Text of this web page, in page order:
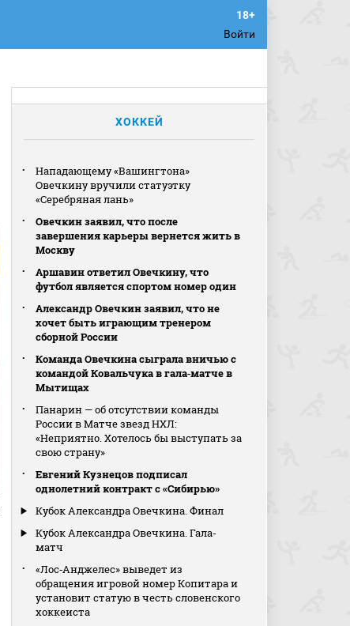
Войти
ХОККЕЙ
Нападающему «Вашингтона»
Овечкину вручили статуэтку
«Серебряная лань»
Овечкин заявил, что после
завершения карьеры вернется жить в
Москву
Аршавин ответил Овечкину, что
футбол является спортом номер один
Александр Овечкин заявил, что не
хочет быть играющим тренером
сборной России
Команда Овечкина сыграла вничью с
командой Ковальчука в гала‑матче в
Мытищах
Панарин — об отсутствии команды
России в Матче звезд НХЛ:
«Неприятно. Хотелось бы выступать за
свою страну»
Евгений Кузнецов подписал
однолетний контракт с «Сибирью»
Кубок Александра Овечкина. Финал
Кубок Александра Овечкина. Гала-
матч
«Лос‑Анджелес» выведет из
обращения игровой номер Копитара и
установит статую в честь словенского
хоккеиста